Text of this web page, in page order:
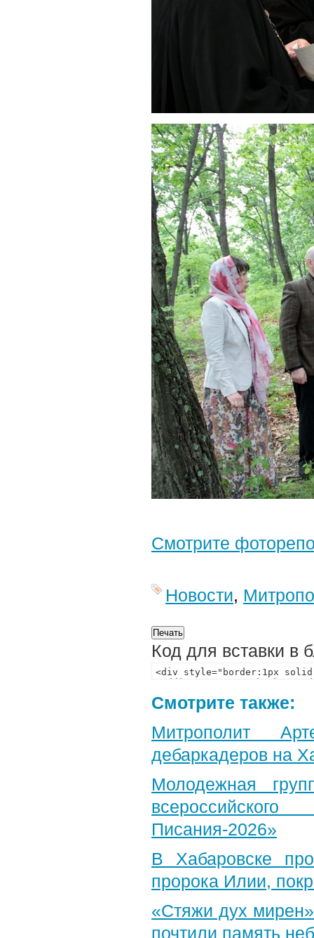
Смотрите
Новости,
Код для вставки в
Смотрите также:
Митрополит
дебаркадеров на
Молодежная
Писания-2026»
В Хабаровске
пророка Илии,
«Стяжи дух
почтили память